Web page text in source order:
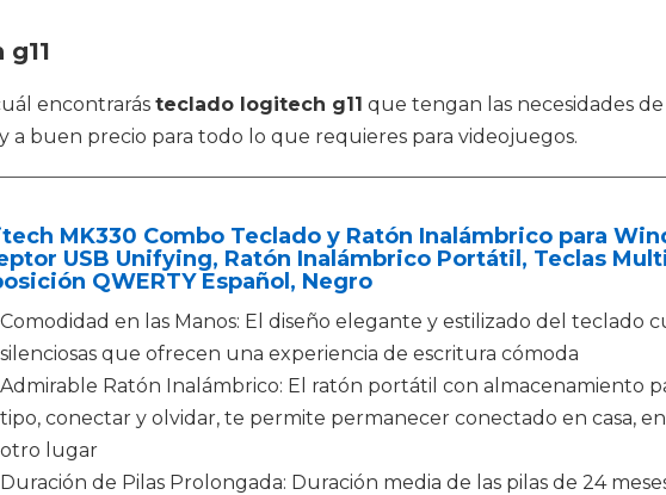
encontrarás teclado logitech g11 que tengan las necesidades
buen precio para todo lo que requieres para videojuegos.
MK330 Combo Teclado y Ratón Inalámbrico para
USB Unifying, Ratón Inalámbrico Portátil, Teclas
QWERTY Español, Negro
Comodidad en las Manos: El diseño elegante y estilizado del teclado
silenciosas que ofrecen una experiencia de escritura cómoda
Admirable Ratón Inalámbrico: El ratón portátil con almacenamiento
tipo, conectar y olvidar, te permite permanecer conectado en casa,
otro lugar
Duración de Pilas Prolongada: Duración media de las pilas de 24